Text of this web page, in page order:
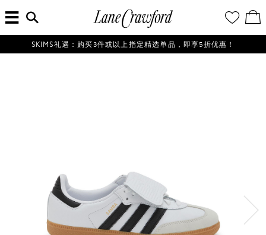
佛
探
的
愿
望
单
看
／
修
购
单
入
搜
索
信
息...
SKIMS礼遇：购买3件或以上指定精选单品，即享5折优惠！